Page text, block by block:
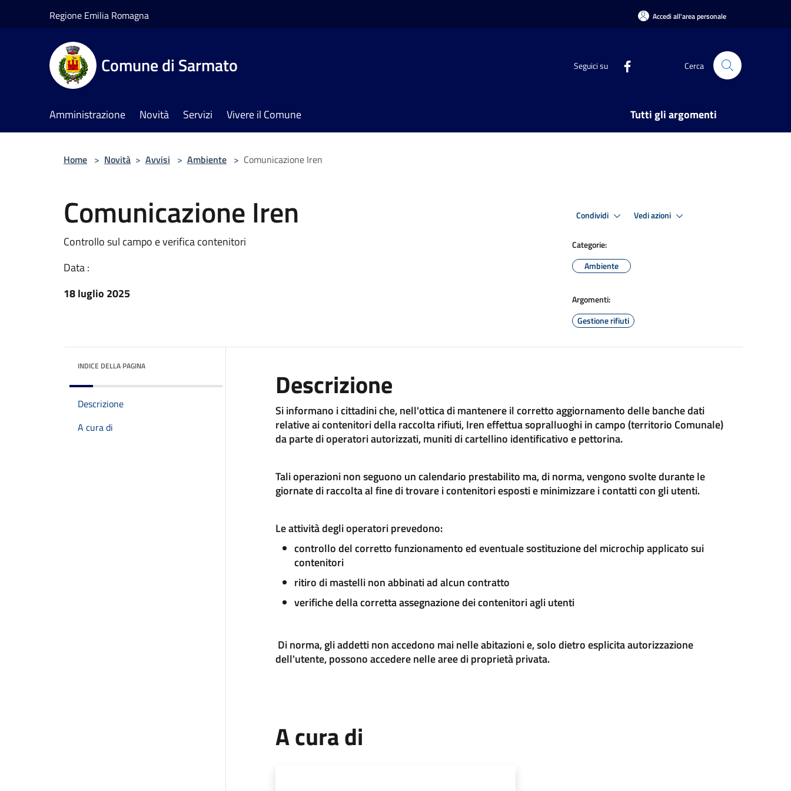
Regione Emilia Romagna Accedi all'area personale
Comune di Sarmato Seguici su Cerca
Amministrazione Novità Servizi Vivere il Comune Tutti gli argomenti
Home > Novità > Avvisi > Ambiente > Comunicazione Iren
Comunicazione Iren
Controllo sul campo e verifica contenitori
Data :
18 luglio 2025
Condividi Vedi azioni
Categorie:
Ambiente
Argomenti:
Gestione rifiuti
INDICE DELLA PAGINA
Descrizione
A cura di
Descrizione
Si informano i cittadini che, nell'ottica di mantenere il corretto aggiornamento delle banche dati
relative ai contenitori della raccolta rifiuti, Iren effettua sopralluoghi in campo (territorio Comunale)
da parte di operatori autorizzati, muniti di cartellino identificativo e pettorina.
Tali operazioni non seguono un calendario prestabilito ma, di norma, vengono svolte durante le
giornate di raccolta al fine di trovare i contenitori esposti e minimizzare i contatti con gli utenti.
Le attività degli operatori prevedono:
controllo del corretto funzionamento ed eventuale sostituzione del microchip applicato sui
contenitori
ritiro di mastelli non abbinati ad alcun contratto
verifiche della corretta assegnazione dei contenitori agli utenti
Di norma, gli addetti non accedono mai nelle abitazioni e, solo dietro esplicita autorizzazione
dell'utente, possono accedere nelle aree di proprietà privata.
A cura di